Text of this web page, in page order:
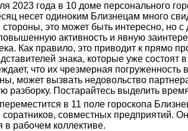
2023 года в 10 доме персонального
несет одиноким Близнецам много
это может быть интересно, но с
активность и явную
Как правило, это приводит к прямо
знака, которые уже состоят
что их чрезмерная погруженность
может вызвать недовольство
разборку. Постарайтесь выделить
в 11 поле гороскопа
совместных предприятий.
рабочем коллективе.